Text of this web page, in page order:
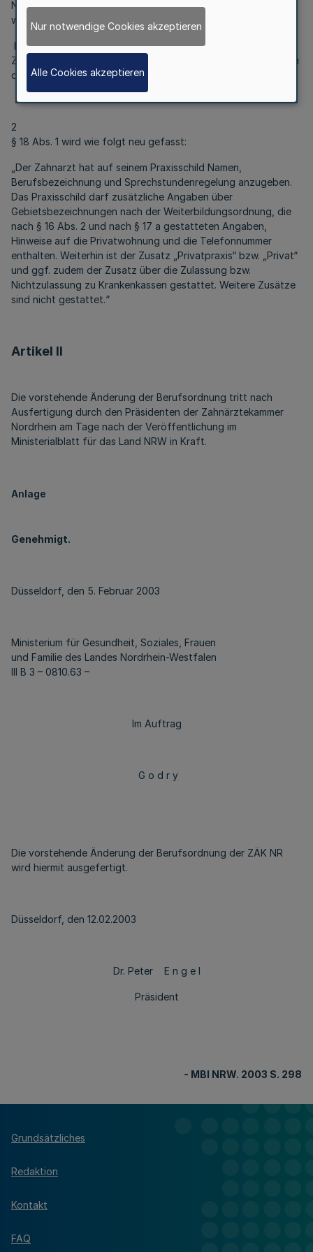
Namens- und Berufsangaben darf hierbei nicht überschritten
werden.
Das Ausweisen von Tätigkeitsschwerpunkten ist der
Zahnärztekammer Nordrhein mit dem sich aus der
zu
dieser Berufsordnung ergebenden Formulartext anzuzeigen.“
2
§ 18 Abs. 1 wird wie folgt neu gefasst:
„Der Zahnarzt hat auf seinem Praxisschild Namen,
Berufsbezeichnung und Sprechstundenregelung anzugeben.
Das Praxisschild darf zusätzliche Angaben über
Gebietsbezeichnungen nach der Weiterbildungsordnung, die
nach § 16 Abs. 2 und nach § 17 a gestatteten Angaben,
Hinweise auf die Privatwohnung und die Telefonnummer
enthalten. Weiterhin ist der Zusatz „Privatpraxis“ bzw. „Privat“
und ggf. zudem der Zusatz über die Zulassung bzw.
Nichtzulassung zu Krankenkassen gestattet. Weitere Zusätze
sind nicht gestattet.“
Artikel II
Die vorstehende Änderung der Berufsordnung tritt nach
Ausfertigung durch den Präsidenten der Zahnärztekammer
Nordrhein am Tage nach der Veröffentlichung im
Ministerialblatt für das Land NRW in Kraft.
Anlage
Genehmigt.
Düsseldorf, den 5. Februar 2003
Ministerium für Gesundheit, Soziales, Frauen
und Familie des Landes Nordrhein-Westfalen
III B 3 – 0810.63 –
Im Auftrag
G o d r y
Die vorstehende Änderung der Berufsordnung der ZÄK NR
wird hiermit ausgefertigt.
Düsseldorf, den 12.02.2003
Dr. Peter E n g e l
Präsident
- MBl NRW. 2003 S. 298
Grundsätzliches
Redaktion
Kontakt
FAQ
Nur notwendige Cookies akzeptieren
Alle Cookies akzeptieren